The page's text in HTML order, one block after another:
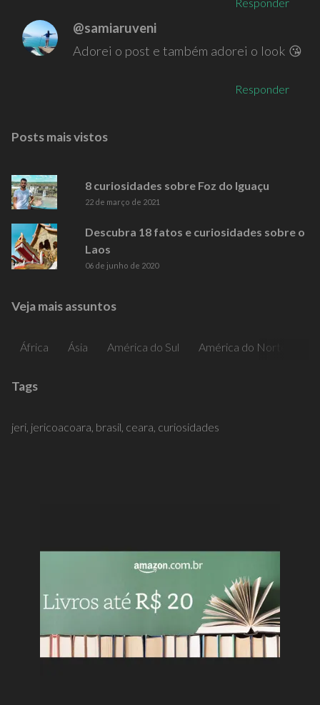
@samiaruveni
Adorei o post e também adorei o look 😘
Responder
Posts mais vistos
8 curiosidades sobre Foz do Iguaçu
22 de março de 2021
Descubra 18 fatos e curiosidades sobre o
Laos
06 de junho de 2020
Veja mais assuntos
África Ásia América do Sul América do Norte
Tags
jeri, jericoacoara, brasil, ceara, curiosidades